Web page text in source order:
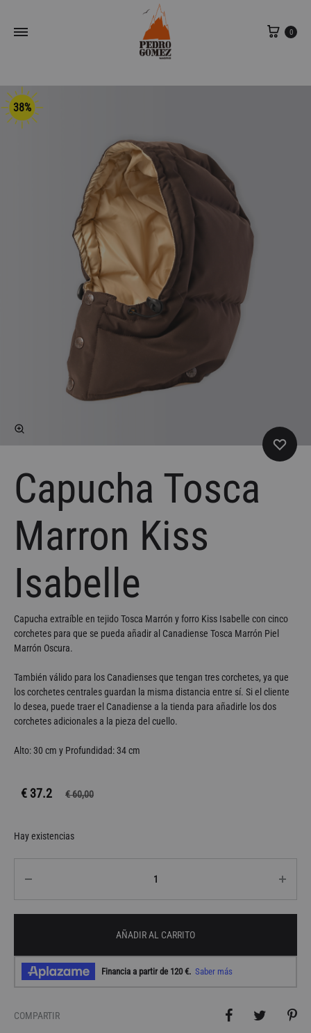
0
38%
Capucha Tosca
Marron Kiss
Isabelle
Capucha extraíble en tejido Tosca Marrón y forro Kiss Isabelle con cinco
corchetes para que se pueda añadir al Canadiense Tosca Marrón Piel
Marrón Oscura.
También válido para los Canadienses que tengan tres corchetes, ya que
los corchetes centrales guardan la misma distancia entre sí. Si el cliente
lo desea, puede traer el Canadiense a la tienda para añadirle los dos
corchetes adicionales a la pieza del cuello.
Alto: 30 cm y Profundidad: 34 cm
€ 37.2 €60,00
Hay existencias
AÑADIR AL CARRITO
COMPARTIR